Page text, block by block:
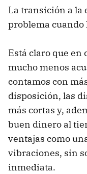
La transición a la
problema cuando
Está claro que en
mucho menos
contamos con
disposición, las
más cortas y,
buen dinero al
ventajas como
vibraciones, sin
inmediata.